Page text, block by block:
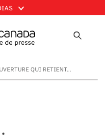
QUI RETIENT...